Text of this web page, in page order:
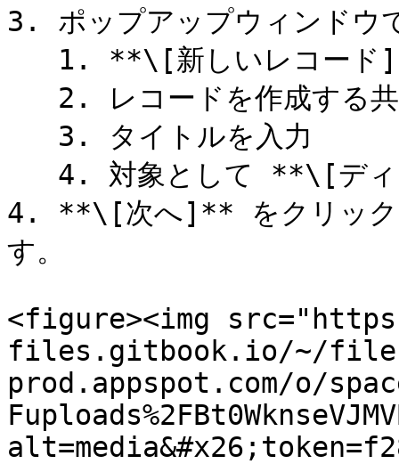
3. ポップアップウィンドウ
4. **\[次へ]** をクリック
す。
<figure><img
files.gitbook.io/~/
prod.appspot.com/o/